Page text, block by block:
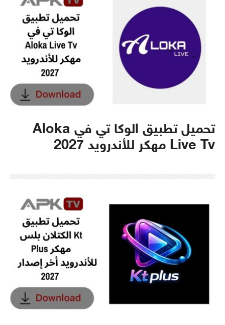
تحميل تطبيق الوكا تي في Aloka
Live Tv مهكر للأندرويد 2027